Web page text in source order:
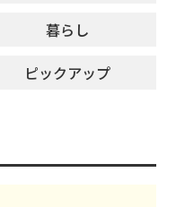
暮らし
ピックアップ